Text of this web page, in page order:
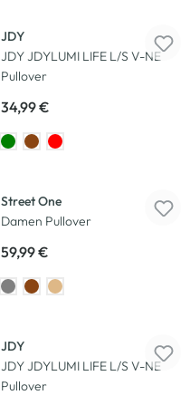
JDY
JDY JDYLUMI LIFE L/S V-NE
Pullover
34,99 €
Street One
Damen Pullover
59,99 €
JDY
JDY JDYLUMI LIFE L/S V-NE
Pullover